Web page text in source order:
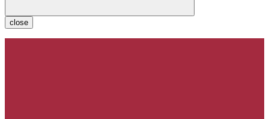
close